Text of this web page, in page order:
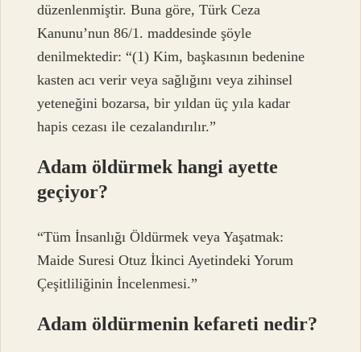
düzenlenmiştir. Buna göre, Türk Ceza
Kanunu’nun 86/1. maddesinde şöyle
denilmektedir: “(1) Kim, başkasının bedenine
kasten acı verir veya sağlığını veya zihinsel
yeteneğini bozarsa, bir yıldan üç yıla kadar
hapis cezası ile cezalandırılır.”
Adam öldürmek hangi ayette
geçiyor?
“Tüm İnsanlığı Öldürmek veya Yaşatmak:
Maide Suresi Otuz İkinci Ayetindeki Yorum
Çeşitliliğinin İncelenmesi.”
Adam öldürmenin kefareti nedir?